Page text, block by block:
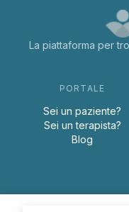
La piattaforma per
PORTALE
Sei un paziente?
Sei un terapista?
Blog